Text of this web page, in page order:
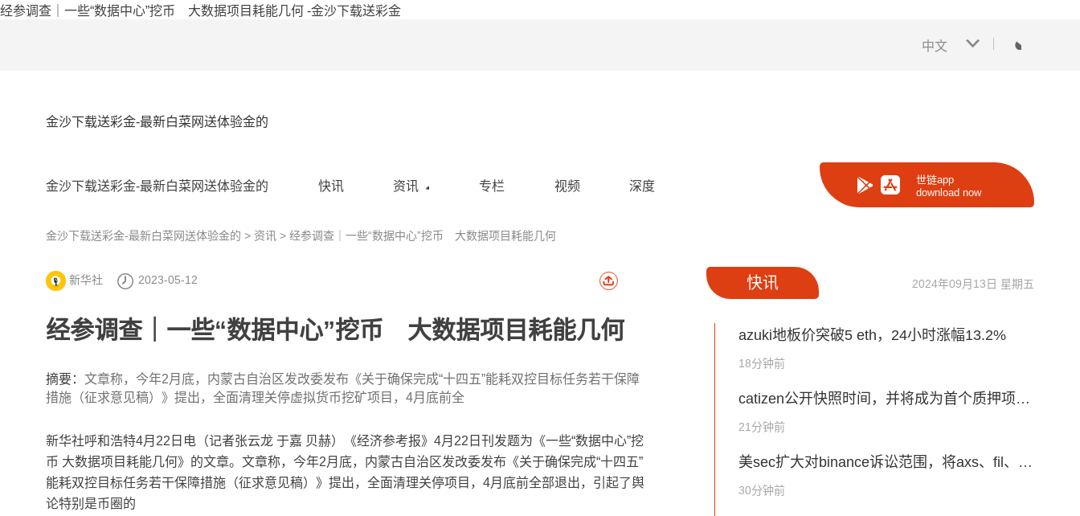
经参调查｜一些“数据中心”挖币 大数据项目耗能几何 -金沙下载送彩金
中文
金沙下载送彩金-最新白菜网送体验金的
金沙下载送彩金-最新白菜网送体验金的 快讯 资讯
热点新闻
百科
专栏 视频 深度
世链app
download now
金沙下载送彩金-最新白菜网送体验金的 > 资讯 > 经参调查｜一些“数据中心”挖币 大数据项目耗能几何
新华社 2023-05-12
经参调查｜一些“数据中心”挖币 大数据项目耗能几何
摘要： 文章称，今年2月底，内蒙古自治区发改委发布《关于确保完成“十四五”能耗双控目标任务若干保障
措施（征求意见稿）》提出，全面清理关停虚拟货币挖矿项目，4月底前全
新华社呼和浩特4月22日电（记者张云龙 于嘉 贝赫）《经济参考报》4月22日刊发题为《一些“数据中心”挖
币 大数据项目耗能几何》的文章。文章称，今年2月底，内蒙古自治区发改委发布《关于确保完成“十四五”
能耗双控目标任务若干保障措施（征求意见稿）》提出，全面清理关停项目，4月底前全部退出，引起了舆
论特别是币圈的
快讯 2024年09月13日 星期五
azuki地板价突破5 eth，24小时涨幅13.2%
18分钟前
catizen公开快照时间，并将成为首个质押项目
代币获取交易平台代币的项目
21分钟前
美sec扩大对binance诉讼范围，将axs、fil、at
om等代币认定为证券
30分钟前